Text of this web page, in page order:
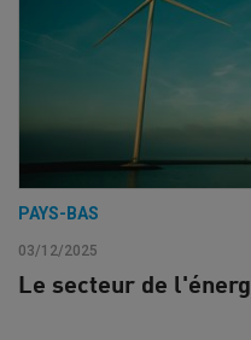
PAYS-BAS
03/12/2025
Le secteur de